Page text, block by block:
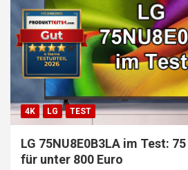
4K LG TEST
LG 75NU8E0B3LA im Test:
für unter 800 Euro